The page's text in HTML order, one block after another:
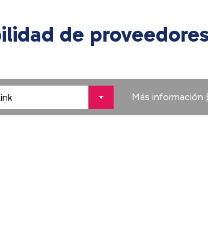
de
Más información